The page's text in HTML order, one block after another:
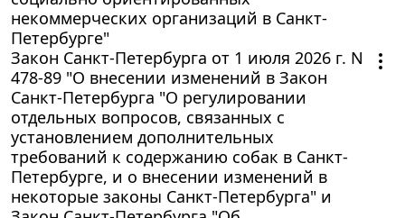
некоммерческих организаций в Санкт-
Петербурге"
Закон Санкт-Петербурга от 1 июля 2026 г. N
478-89 "О внесении изменений в Закон
Санкт-Петербурга "О регулировании
отдельных вопросов, связанных с
установлением дополнительных
требований к содержанию собак в Санкт-
Петербурге, и о внесении изменений в
некоторые законы Санкт-Петербурга" и